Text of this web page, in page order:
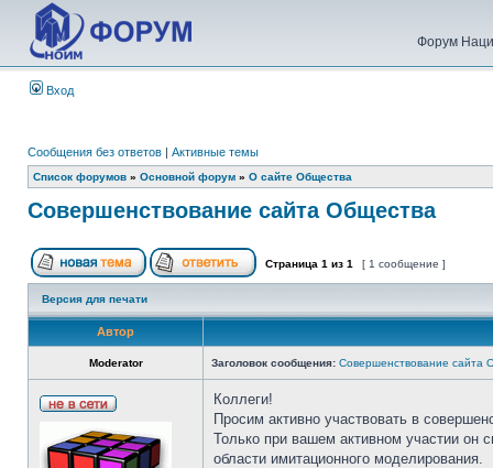
Форум
Вход
Сообщения без ответов | Активные темы
Список форумов » Основной форум » О сайте Общества
Совершенствование сайта Общества
Страница 1 из 1 [ 1 сообщение ]
Версия для печати
Автор
Moderator Заголовок сообщения: Совершенствование сайта
Коллеги!
Просим активно участвовать в
Только при вашем активном участии он
области имитационного моделирования.